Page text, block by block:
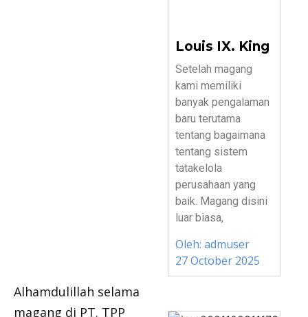
Alhamdulillah selama
magang di PT. TPP
Louis IX. King
Setelah magang
kami memiliki
banyak pengalaman
baru terutama
tentang bagaimana
tentang sistem
tatakelola
perusahaan yang
baik. Magang disini
luar biasa,
Oleh: admuser
27 October 2025